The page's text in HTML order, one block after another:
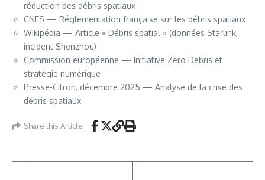
réduction des débris spatiaux
CNES — Réglementation française sur les débris spatiaux
Wikipédia — Article « Débris spatial » (données Starlink,
incident Shenzhou)
Commission européenne — Initiative Zero Debris et
stratégie numérique
Presse-Citron, décembre 2025 — Analyse de la crise des
débris spatiaux
Share this Article